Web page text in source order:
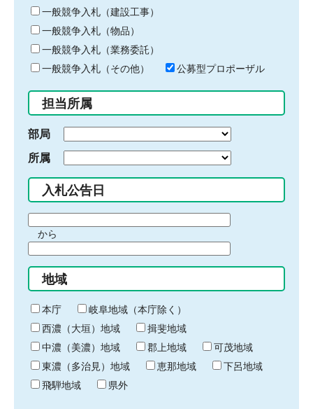
キ
ー
ワ
ー
ド
入
力
一般競争入札（建設工事）
一般競争入札（物品）
一般競争入札（業務委託）
一般競争入札（その他）
公募型プロポーザル
担当所属
部局
所属
入札公告日
間
始
り
から
間
終
わ
り
地域
本庁
岐阜地域（本庁除く）
西濃（大垣）地域
揖斐地域
中濃（美濃）地域
郡上地域
可茂地域
東濃（多治見）地域
恵那地域
下呂地域
飛騨地域
県外